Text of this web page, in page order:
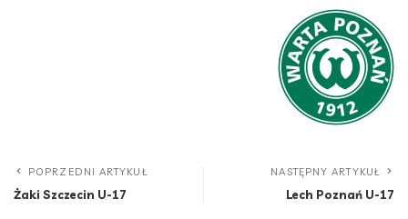
POPRZEDNI ARTYKUŁ
Żaki Szczecin U-17
NASTĘPNY ARTYKUŁ
Lech Poznań U-17